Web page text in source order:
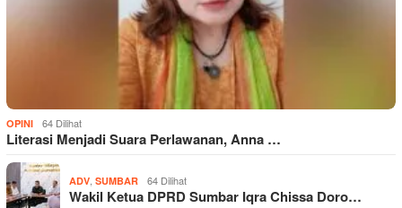
OPINI 64 Dilihat
Literasi Menjadi Suara Perlawanan, Anna …
ADV, SUMBAR 64 Dilihat
Wakil Ketua DPRD Sumbar Iqra Chissa Doro…